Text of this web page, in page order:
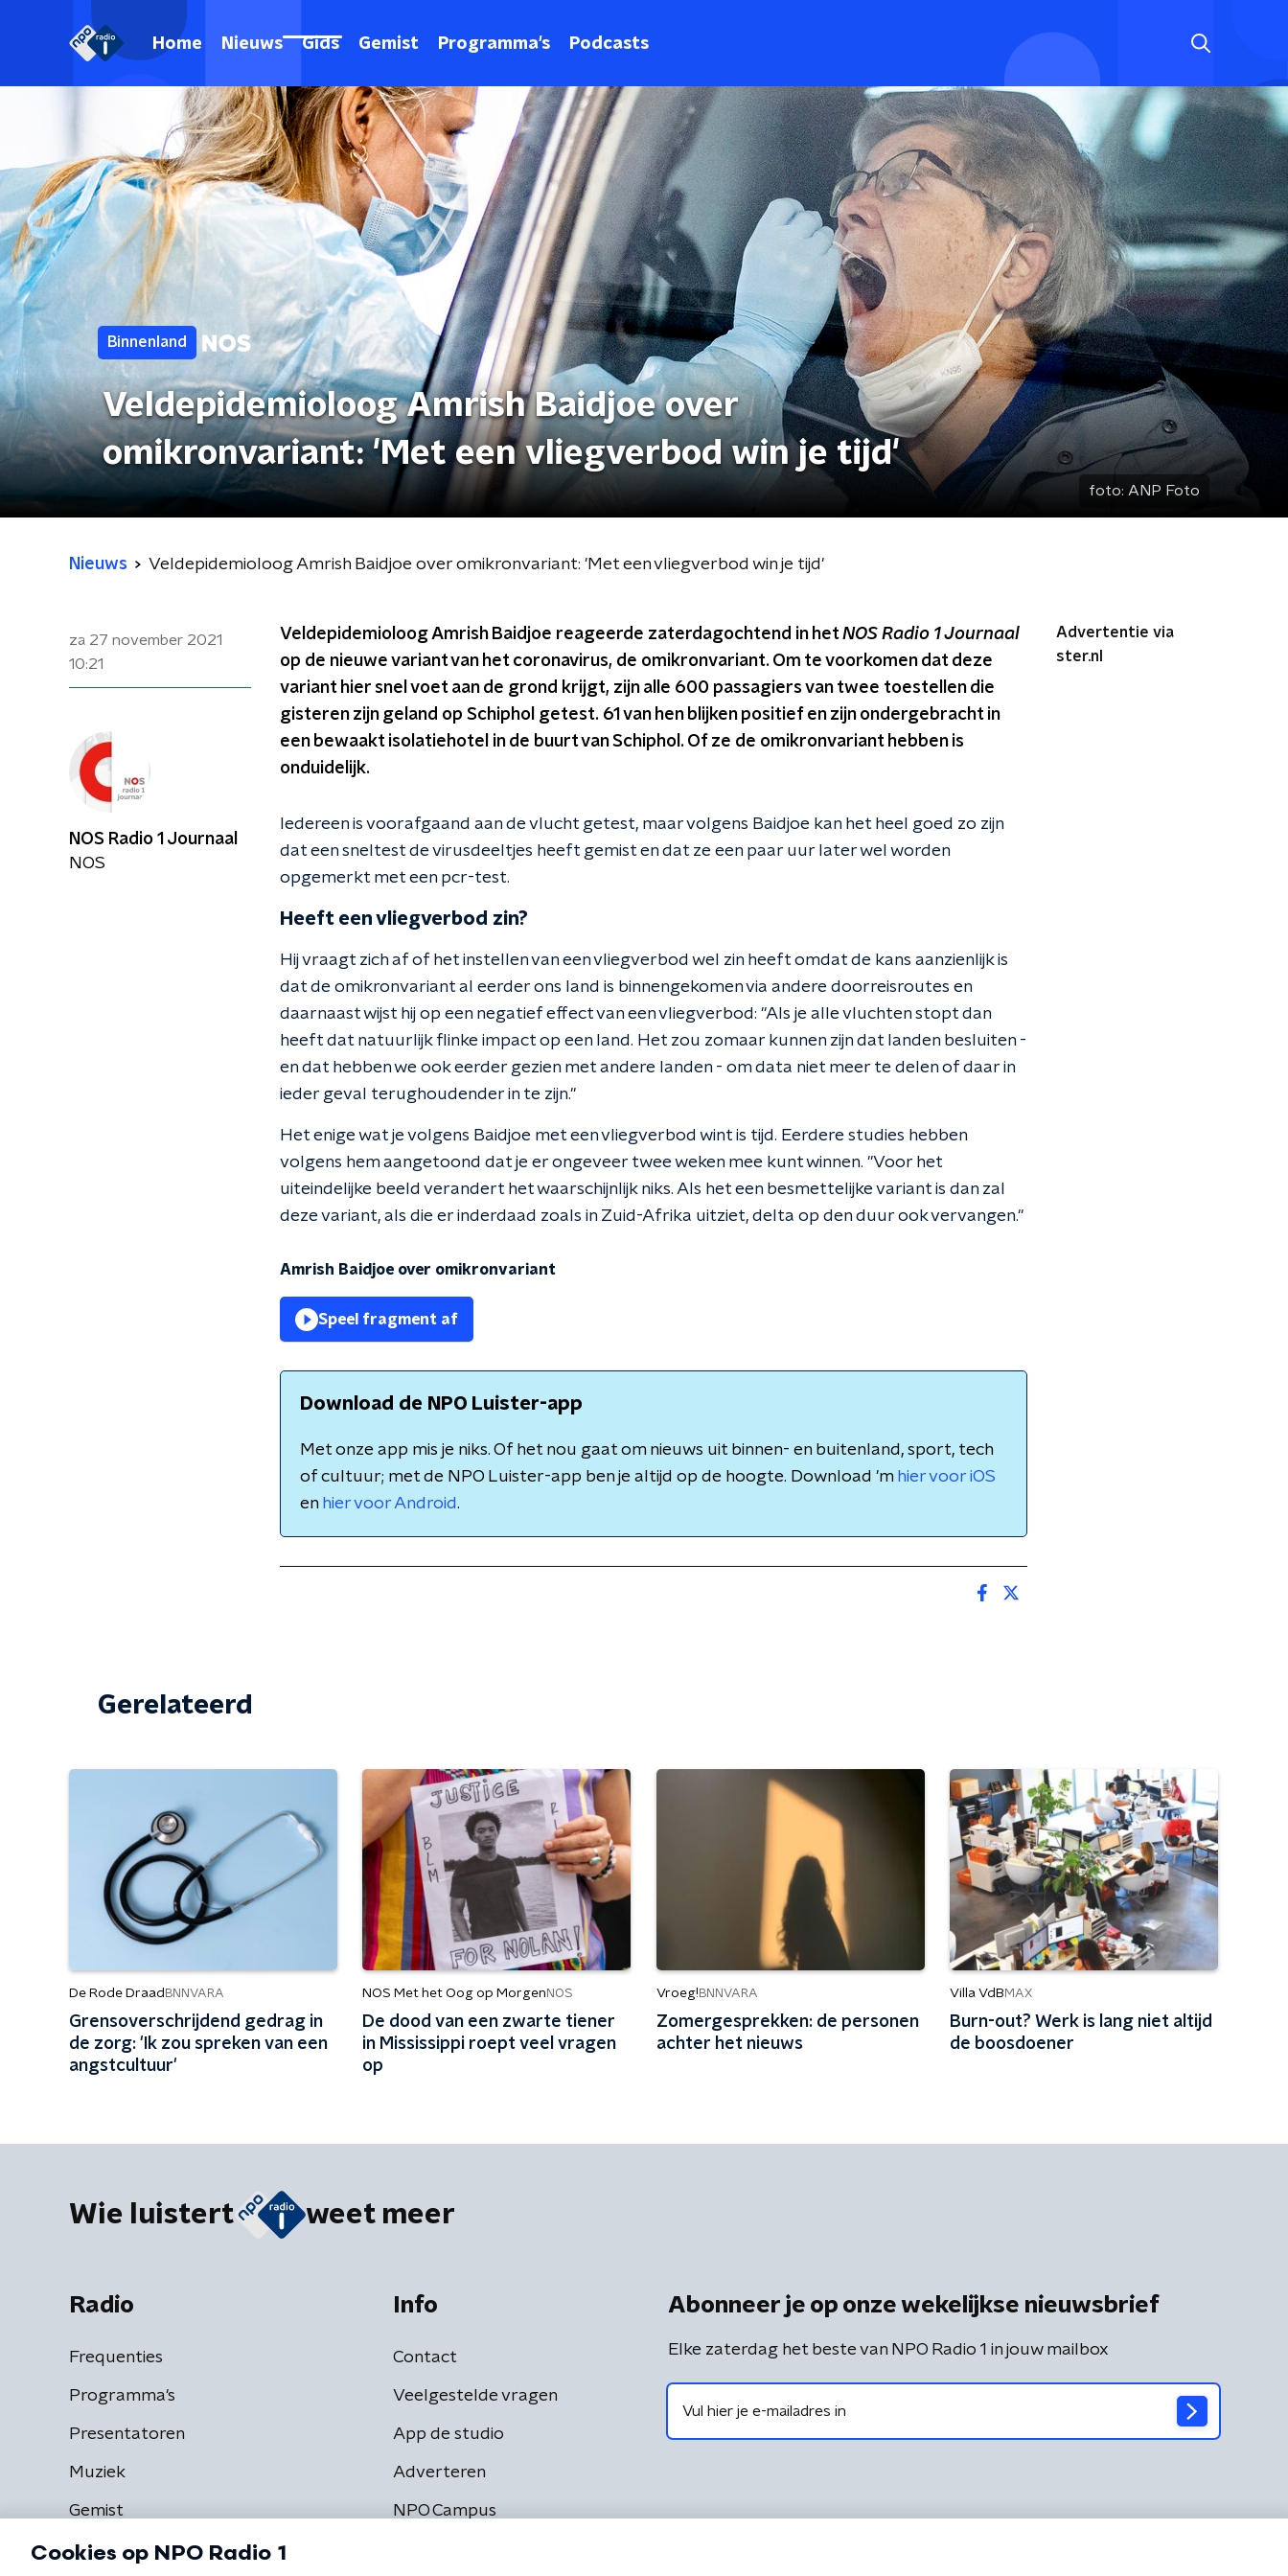
Home Nieuws Gids Gemist Programma's Podcasts
Binnenland
Veldepidemioloog Amrish Baidjoe over
omikronvariant: 'Met een vliegverbod win je tijd'
foto: ANP Foto
Nieuws Veldepidemioloog Amrish Baidjoe over omikronvariant: 'Met een vliegverbod win je tijd'
za 27 november 2021
10:21
Veldepidemioloog Amrish Baidjoe reageerde zaterdagochtend in hetNOS Radio 1 Journaal
op de nieuwe variant van het coronavirus, de omikronvariant. Om te voorkomen dat deze
variant hier snel voet aan de grond krijgt, zijn alle 600 passagiers van twee toestellen die
gisteren zijn geland op Schiphol getest. 61 van hen blijken positief en zijn ondergebracht in
een bewaakt isolatiehotel in de buurt van Schiphol. Of ze de omikronvariant hebben is
onduidelijk.
Iedereen is voorafgaand aan de vlucht getest, maar volgens Baidjoe kan het heel goed zo zijn
dat een sneltest de virusdeeltjes heeft gemist en dat ze een paar uur later wel worden
opgemerkt met een pcr-test.
Heeft een vliegverbod zin?
Hij vraagt zich af of het instellen van een vliegverbod wel zin heeft omdat de kans aanzienlijk is
dat de omikronvariant al eerder ons land is binnengekomen via andere doorreisroutes en
daarnaast wijst hij op een negatief effect van een vliegverbod: "Als je alle vluchten stopt dan
heeft dat natuurlijk flinke impact op een land. Het zou zomaar kunnen zijn dat landen besluiten -
en dat hebben we ook eerder gezien met andere landen - om data niet meer te delen of daar in
ieder geval terughoudender in te zijn."
Het enige wat je volgens Baidjoe met een vliegverbod wint is tijd. Eerdere studies hebben
volgens hem aangetoond dat je er ongeveer twee weken mee kunt winnen. "Voor het
uiteindelijke beeld verandert het waarschijnlijk niks. Als het een besmettelijke variant is dan zal
deze variant, als die er inderdaad zoals in Zuid-Afrika uitziet, delta op den duur ook vervangen."
Amrish Baidjoe over omikronvariant
Speel fragment af
Download de NPO Luister-app
Met onze app mis je niks. Of het nou gaat om nieuws uit binnen- en buitenland, sport, tech
of cultuur; met de NPO Luister-app ben je altijd op de hoogte. Download 'm hier voor iOS
en hier voor Android.
Advertentie via
ster.nl
NOS Radio 1 Journaal
NOS
Gerelateerd
De Rode Draad BNNVARA
Grensoverschrijdend gedrag in
de zorg: 'Ik zou spreken van een
angstcultuur'
NOS Met het Oog op Morgen NOS
De dood van een zwarte tiener
in Mississippi roept veel vragen
op
Vroeg! BNNVARA
Zomergesprekken: de personen
achter het nieuws
Villa VdB MAX
Burn-out? Werk is lang niet altijd
de boosdoener
Wie luistert weet meer
Radio
Frequenties
Programma's
Presentatoren
Muziek
Gemist
Info
Contact
Veelgestelde vragen
App de studio
Adverteren
NPO Campus
Abonneer je op onze wekelijkse nieuwsbrief
Elke zaterdag het beste van NPO Radio 1 in jouw mailbox